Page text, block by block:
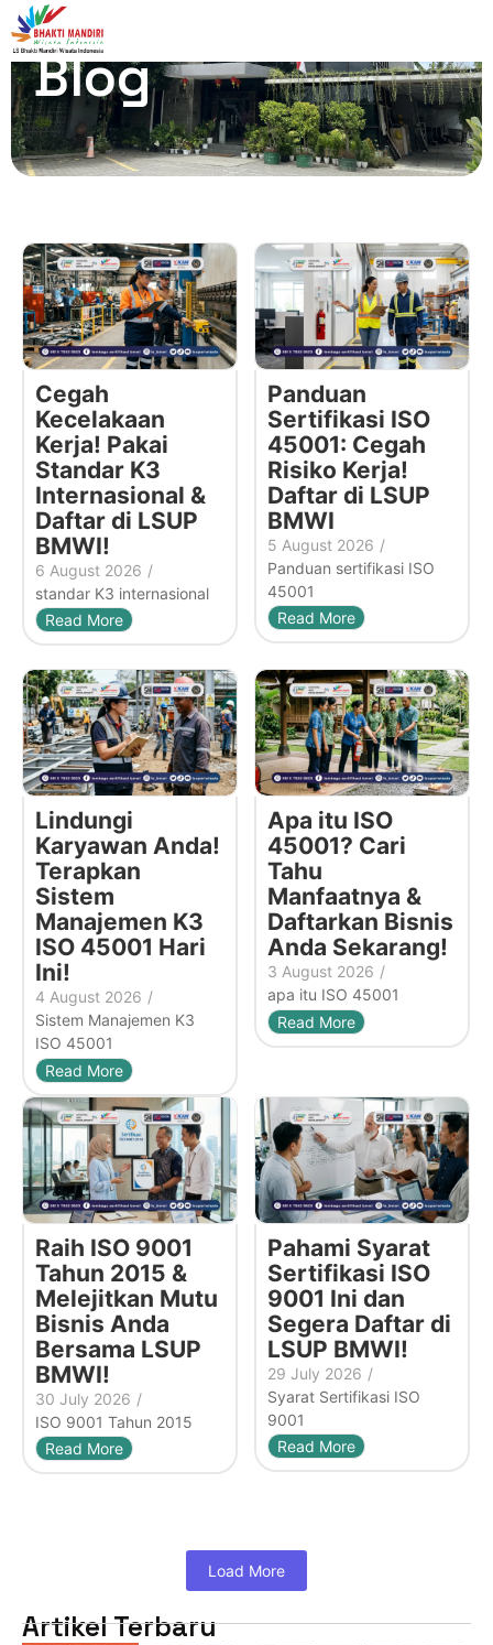
Blog
Cegah
Kecelakaan
Kerja! Pakai
Standar K3
Internasional &
Daftar di LSUP
BMWI!
6 August 2026 /
standar K3 internasional
Read More
Panduan
Sertifikasi ISO
45001: Cegah
Risiko Kerja!
Daftar di LSUP
BMWI
5 August 2026 /
Panduan sertifikasi ISO
45001
Read More
Lindungi
Karyawan Anda!
Terapkan
Sistem
Manajemen K3
ISO 45001 Hari
Ini!
4 August 2026 /
Sistem Manajemen K3
ISO 45001
Read More
Apa itu ISO
45001? Cari
Tahu
Manfaatnya &
Daftarkan Bisnis
Anda Sekarang!
3 August 2026 /
apa itu ISO 45001
Read More
Raih ISO 9001
Tahun 2015 &
Melejitkan Mutu
Bisnis Anda
Bersama LSUP
BMWI!
30 July 2026 /
ISO 9001 Tahun 2015
Read More
Pahami Syarat
Sertifikasi ISO
9001 Ini dan
Segera Daftar di
LSUP BMWI!
29 July 2026 /
Syarat Sertifikasi ISO
9001
Read More
Load More
Artikel Terbaru